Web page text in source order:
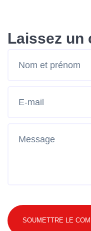
Laissez un
SOUMETTRE LE